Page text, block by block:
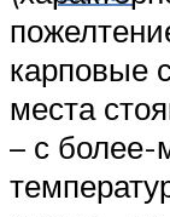
карповые
места
– с более-